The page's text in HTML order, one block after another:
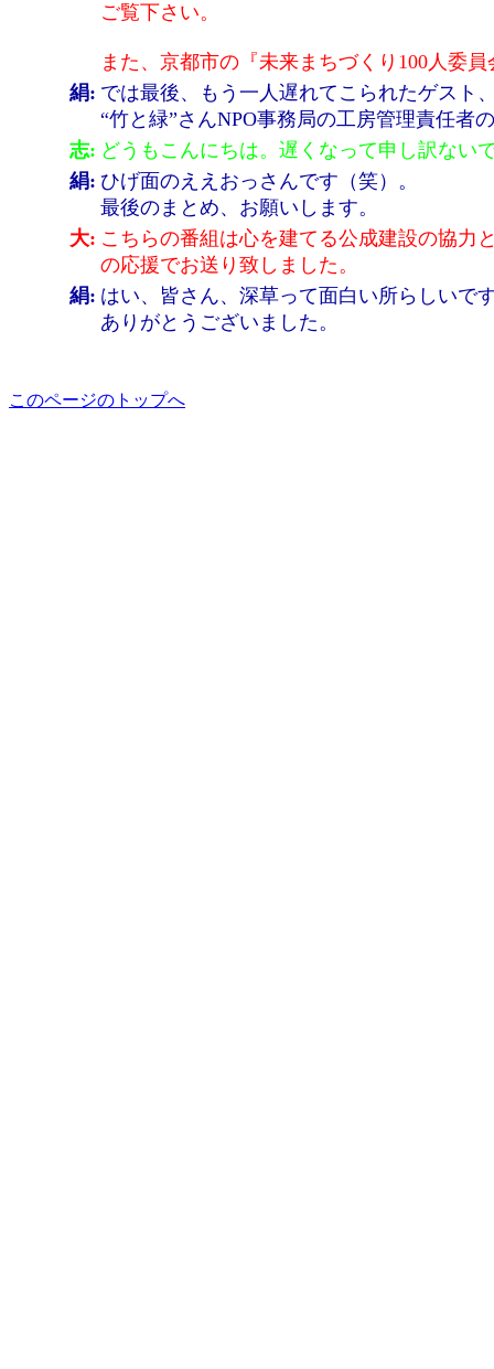
ご覧下さい。
また、京都市の『未来まちづくり100人委
絹: では最後、もう一人遅れてこられたゲスト
“竹と緑”さんNPO事務局の工房管理責任者
志: どうもこんにちは。遅くなって申し訳ない
絹: ひげ面のええおっさんです（笑）。
最後のまとめ、お願いします。
大: こちらの番組は心を建てる公成建設の協力
の応援でお送り致しました。
絹: はい、皆さん、深草って面白い所らしいで
ありがとうございました。
このページのトップへ